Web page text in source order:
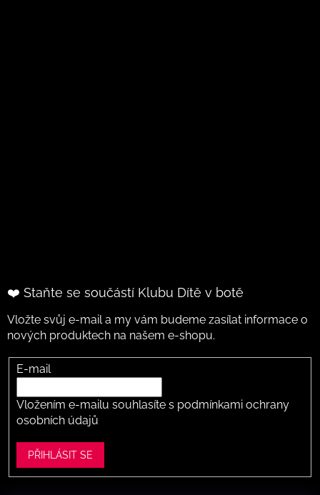
❤️ Staňte se součástí Klubu Dítě v botě
Vložte svůj e-mail a my vám budeme zasílat informace o
nových produktech na našem e-shopu.
E-mail
Vložením e-mailu souhlasíte s podmínkami ochrany
osobních údajů
PŘIHLÁSIT SE